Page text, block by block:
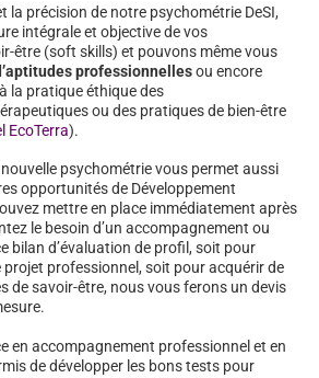
la précision de notre psychométrie DeSI,
intégrale et objective de vos
être (soft skills) et pouvons même vous
professionnellesou encore
la pratique éthique des
ou des pratiques de bien-être
EcoTerra).
psychométrie vous permet aussi
opportunités de Développement
mettre en place immédiatement après
le besoin d’un accompagnement ou
bilan d’évaluation de profil, soit pour
professionnel, soit pour acquérir de
de savoir-être, nous vous ferons un devis
en accompagnement professionnel et en
de développer les bons tests pour